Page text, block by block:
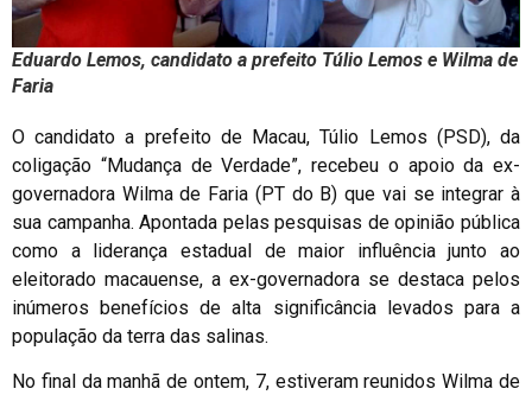
Eduardo Lemos, candidato a prefeito Túlio Lemos e Wilma de
Faria
O candidato a prefeito de Macau, Túlio Lemos (PSD), da
coligação “Mudança de Verdade”, recebeu o apoio da ex-
governadora Wilma de Faria (PT do B) que vai se integrar à
sua campanha. Apontada pelas pesquisas de opinião pública
como a liderança estadual de maior influência junto ao
eleitorado macauense, a ex-governadora se destaca pelos
inúmeros benefícios de alta significância levados para a
população da terra das salinas.
No final da manhã de ontem, 7, estiveram reunidos Wilma de